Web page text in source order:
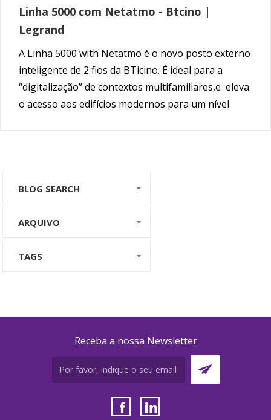
Linha 5000 com Netatmo - Btcino |
Legrand
A Linha 5000 with Netatmo é o novo posto externo
inteligente de 2 fios da BTicino. É ideal para a
“digitalização” de contextos multifamiliares,e eleva
o acesso aos edifícios modernos para um nível
BLOG SEARCH
ARQUIVO
TAGS
Receba a nossa Newsletter